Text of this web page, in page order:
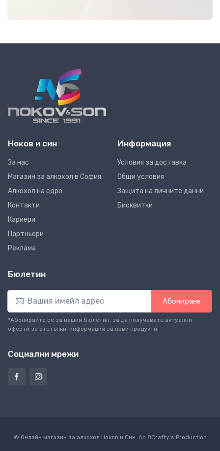
Ноков и син
За нас
Магазин за алкохол в София
Алкохол на едро
Контакти
Кариери
Партньори
Реклама
Информация
Условия за доставка
Общи условия
Защита на личните данни
Бисквитки
Бюлетин
Абониране
*Абонирайте се за нашия бюлетин, за да получавате актуални
оферти за отстъпки, информация за нови продукти.
Социални мрежи
© Онлайн магазин за алкохол Ноков и Син. An 8Crafty's Production